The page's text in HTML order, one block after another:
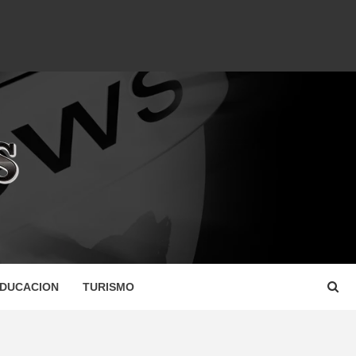
TURISMO